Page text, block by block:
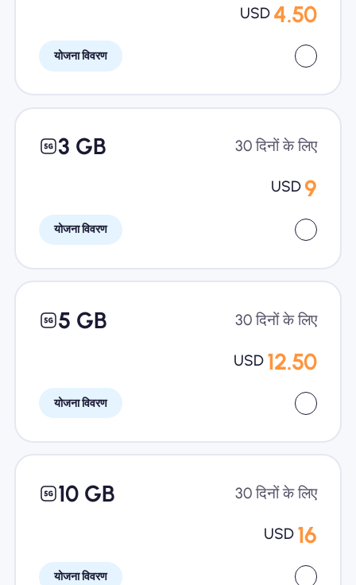
USD 4.50
योजना विवरण
3 GB 30 दिनों के लिए
USD 9
योजना विवरण
5 GB 30 दिनों के लिए
USD 12.50
योजना विवरण
10 GB 30 दिनों के लिए
USD 16
योजना विवरण